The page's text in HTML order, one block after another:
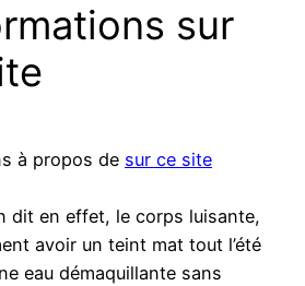
sur
à propos de sur ce site
dit en effet, le corps luisante,
avoir un teint mat tout l’été
eau démaquillante sans